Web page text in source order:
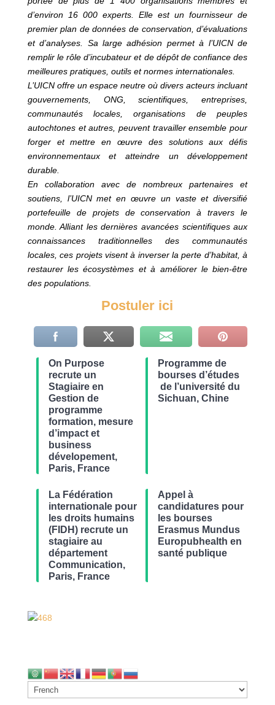
d’environ 16 000 experts. Elle est un fournisseur de
premier plan de données de conservation, d’évaluations
et d’analyses. Sa large adhésion permet à l’UICN de
remplir le rôle d’incubateur et de dépôt de confiance des
meilleures pratiques, outils et normes internationales.
L’UICN offre un espace neutre où divers acteurs incluant
gouvernements, ONG, scientifiques, entreprises,
communautés locales, organisations de peuples
autochtones et autres, peuvent travailler ensemble pour
forger et mettre en œuvre des solutions aux défis
environnementaux et atteindre un développement
durable.
En collaboration avec de nombreux partenaires et
soutiens, l’UICN met en œuvre un vaste et diversifié
portefeuille de projets de conservation à travers le
monde. Alliant les dernières avancées scientifiques aux
connaissances traditionnelles des communautés
locales, ces projets visent à inverser la perte d’habitat, à
restaurer les écosystèmes et à améliorer le bien-être
des populations.
Postuler ici
On Purpose
recrute un
Stagiaire en
Gestion de
programme
formation, mesure
d’impact et
business
dévelopement,
Paris, France
Programme de
bourses d’études
de l’université du
Sichuan, Chine
La Fédération
internationale pour
les droits humains
(FIDH) recrute un
stagiaire au
département
Communication,
Paris, France
Appel à
candidatures pour
les bourses
Erasmus Mundus
Europubhealth en
santé publique